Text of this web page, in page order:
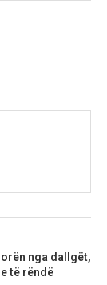
nga dallgët,
të rëndë